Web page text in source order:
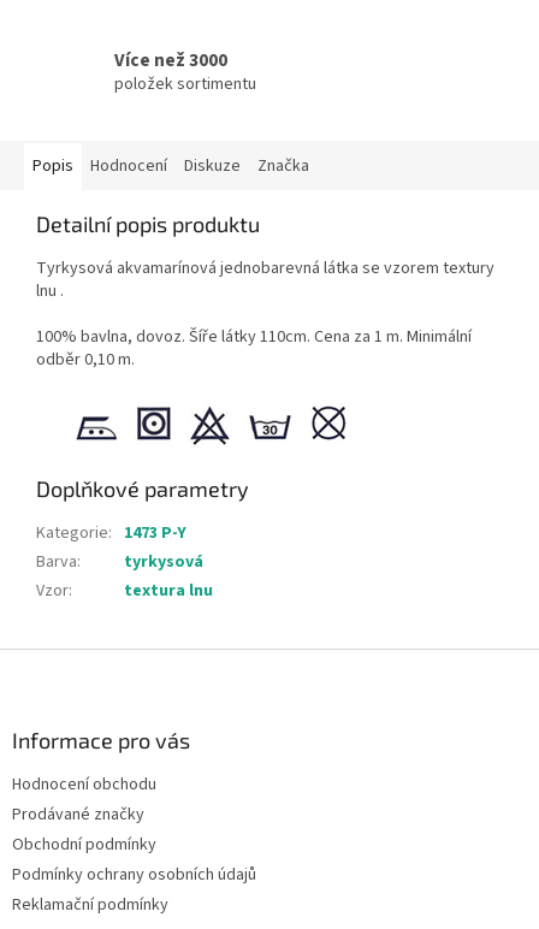
Více než 3000
položek sortimentu
Popis Hodnocení Diskuze Značka
Detailní popis produktu
Tyrkysová akvamarínová jednobarevná látka se vzorem textury
lnu .
100% bavlna, dovoz. Šíře látky 110cm. Cena za 1 m. Minimální
odběr 0,10 m.
Doplňkové parametry
Kategorie: 1473 P-Y
Barva:
tyrkysová
Vzor: textura lnu
Informace pro vás
Hodnocení obchodu
Prodávané značky
Obchodní podmínky
Podmínky ochrany osobních údajů
Reklamační podmínky